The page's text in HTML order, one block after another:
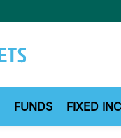
FUNDS FIXED